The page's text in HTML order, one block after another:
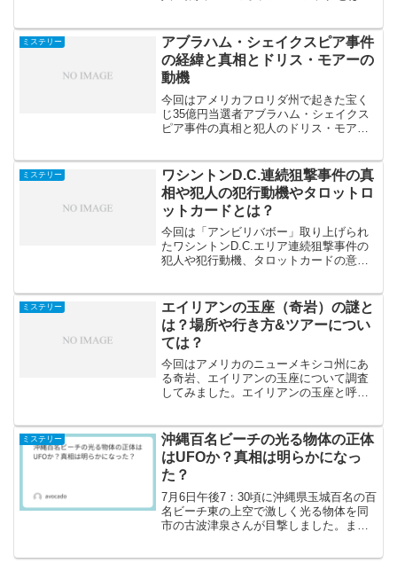
がバイクでツーリングしていたところ、
森の中から槍のようなもの...
ミステリー
アブラハム・シェイクスピア事件
の経緯と真相とドリス・モアーの
動機
今回はアメリカフロリダ州で起きた宝く
じ35億円当選者アブラハム・シェイクス
ピア事件の真相と犯人のドリス・モアー
り上げられます。ところで皆さんは宝く
じ35億円が当たっ...
ミステリー
ワシントンD.C.連続狙撃事件の真
相や犯人の犯行動機やタロットロ
ットカードとは？
今回は「アンビリバボー」取り上げられ
たワシントンD.C.エリア連続狙撃事件の
犯人や犯行動機、タロットカードの意味
D.C.銃撃事件は目撃者が一切いないこと
から「姿なき...
ミステリー
エイリアンの玉座（奇岩）の謎と
は？場所や行き方&ツアーについ
ては？
今回はアメリカのニューメキシコ州にあ
る奇岩、エイリアンの玉座について調査
してみました。エイリアンの玉座と呼ば
像を見ていけるなら言って実際に見てみ
たいと思ったので、調べて...
ミステリー
沖縄百名ビーチの光る物体の正体
はUFOか？真相は明らかになっ
た？
7月6日午後7：30頃に沖縄県玉城百名の百
名ビーチ東の上空で激しく光る物体を同
市の古波津泉さんが目撃しました。また